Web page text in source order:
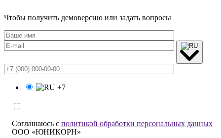
Чтобы получить демоверсию или задать вопросы
+7
Соглашаюсь с политикой обработки персональных данных
ООО «ЮНИКОРН»